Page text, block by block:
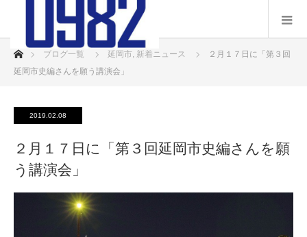
ホームブログ一覧 延岡市, 新着ニュース
２月１７日に「第３回
延岡市史編さんを願う講演会」
2019.02.08
２月１７日に「第３回延岡市史編さんを願
う講演会」